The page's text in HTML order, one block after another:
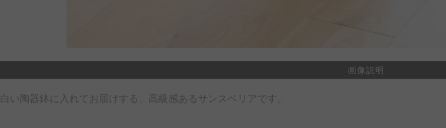
画像説明
白い陶器鉢に入れてお届けする、高級感あるサンスベリアです。